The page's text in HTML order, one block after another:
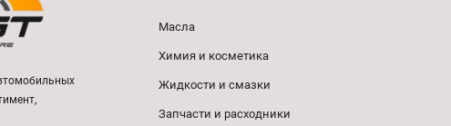
Масла
Химия и косметика
Жидкости и смазки
Запчасти и расходники